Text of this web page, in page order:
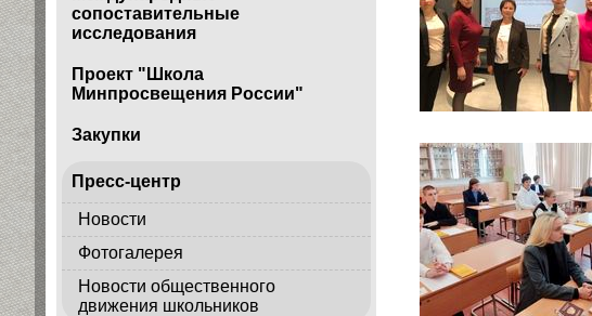
сопоставительные
исследования
Проект "Школа
Минпросвещения России"
Закупки
Пресс-центр
Новости
Фотогалерея
Новости общественного
движения школьников